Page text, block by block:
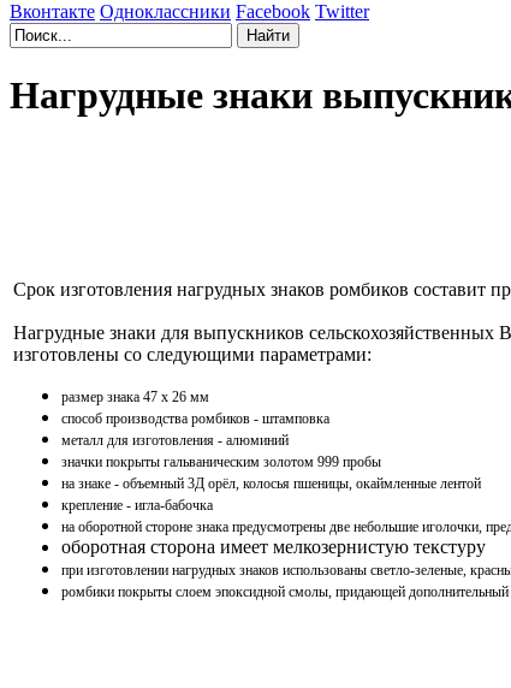
Вконтакте Одноклассники Facebook Twitter
Нагрудные знаки
Срок изготовления нагрудных знаков ромбиков составит
Нагрудные знаки для выпускников сельскохозяйственных
изготовлены со следующими параметрами:
размер знака 47 х 26 мм
способ производства ромбиков - штамповка
металл для изготовления - алюминий
значки покрыты гальваническим золотом 999 пробы
на знаке - объемный 3Д орёл, колосья пшеницы, окаймленные лентой
крепление - игла-бабочка
на оборотной стороне знака предусмотрены две небольшие иголочки,
оборотная сторона имеет мелкозернистую текстуру
при изготовлении нагрудных знаков использованы светло-зеленые,
ромбики покрыты слоем эпоксидной смолы, придающей